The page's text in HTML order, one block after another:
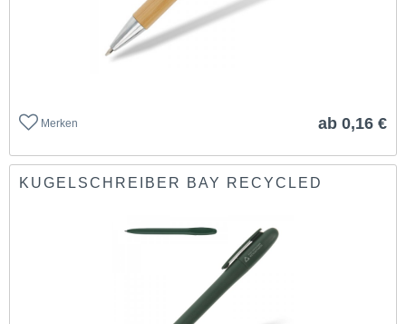
Merken ab 0,16 €
KUGELSCHREIBER BAY RECYCLED